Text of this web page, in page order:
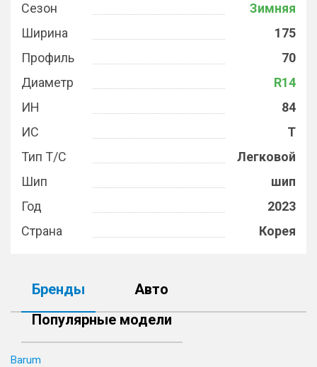
Сезон
Зимняя
Ширина
175
Профиль
70
Диаметр
R14
ИН
84
ИС
T
Тип Т/С
Легковой
Шип
шип
Год
2023
Страна
Корея
Бренды
Авто
Популярные модели
Barum